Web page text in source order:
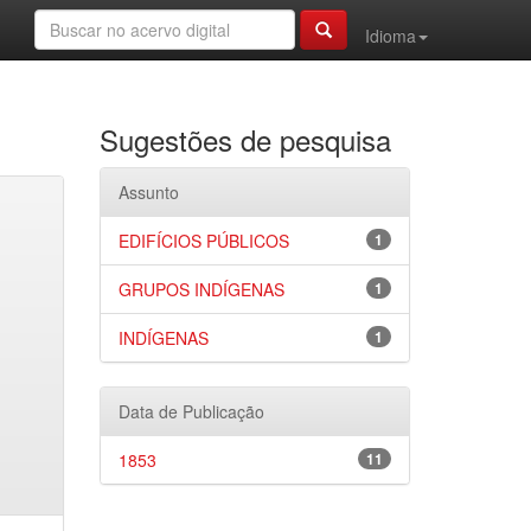
Idioma
Sugestões de pesquisa
Assunto
1
EDIFÍCIOS PÚBLICOS
1
GRUPOS INDÍGENAS
1
INDÍGENAS
Data de Publicação
11
1853